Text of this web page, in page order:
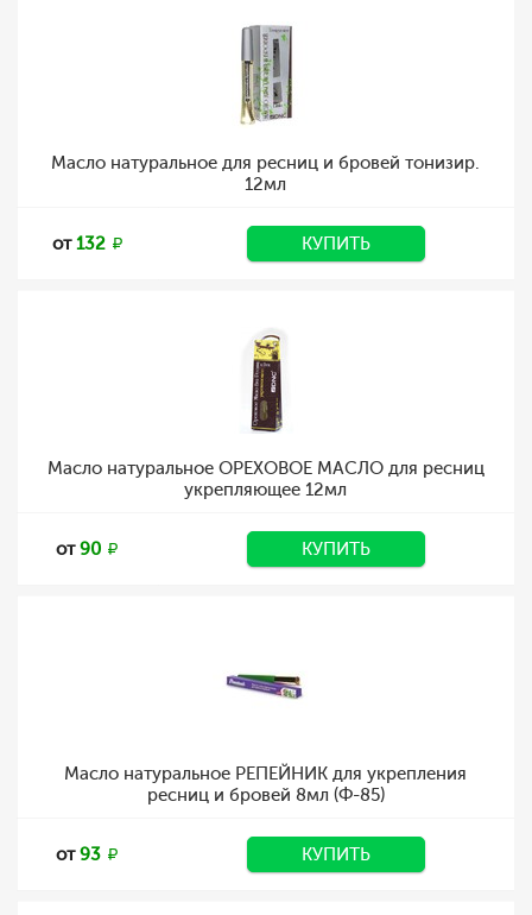
Масло натуральное для ресниц и бровей тонизир.
12мл
от132 КУПИТЬ
Масло натуральное ОРЕХОВОЕ МАСЛО для ресниц
укрепляющее 12мл
от90 КУПИТЬ
Масло натуральное РЕПЕЙНИК для укрепления
ресниц и бровей 8мл (Ф-85)
от93 КУПИТЬ